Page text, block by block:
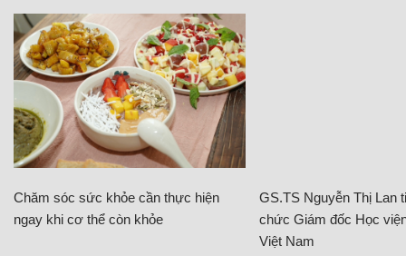
Chăm sóc sức khỏe cần thực hiện
ngay khi cơ thể còn khỏe
GS.TS Nguyễn Thị Lan
chức Giám đốc Học
Việt Nam